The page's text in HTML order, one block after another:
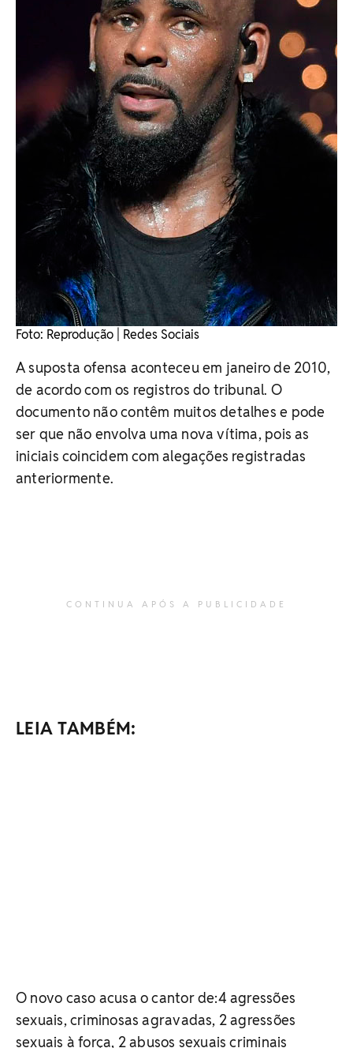
Foto: Reprodução | Redes Sociais
A suposta ofensa aconteceu em janeiro de 2010,
de acordo com os registros do tribunal. O
documento não contêm muitos detalhes e pode
ser que não envolva uma nova vítima, pois as
iniciais coincidem com alegações registradas
anteriormente.
CONTINUA APÓS A PUBLICIDADE
LEIA TAMBÉM:
O novo caso acusa o cantor de:4 agressões
sexuais, criminosas agravadas, 2 agressões
sexuais à força, 2 abusos sexuais criminais